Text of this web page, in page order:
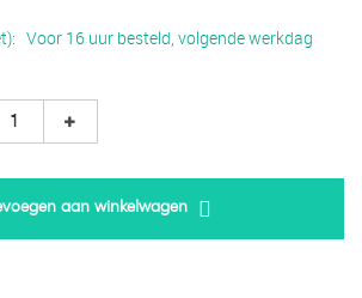
Voor 16 uur besteld, volgende werkdag
aan winkelwagen